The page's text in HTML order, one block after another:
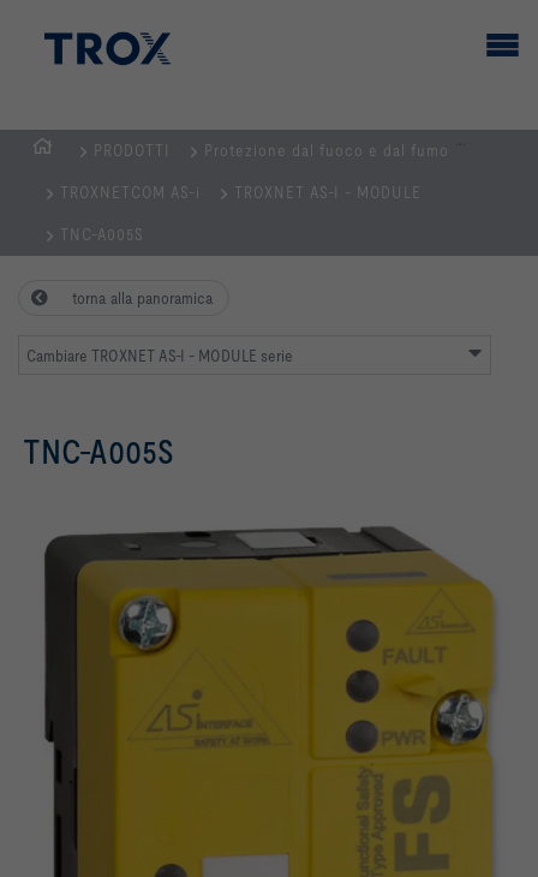
PRODOTTI Protezione dal fuoco e dal fumo
TROXNETCOM AS-i TROXNET AS-I - MODULE
TNC-A005S
torna alla panoramica
Cambiare TROXNET AS-I - MODULE serie
TNC-A005S